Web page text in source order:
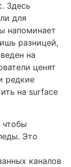
Здесь
для
напоминает
разницей,
на
ценят
редкие
на surface
чтобы
Это
каналов